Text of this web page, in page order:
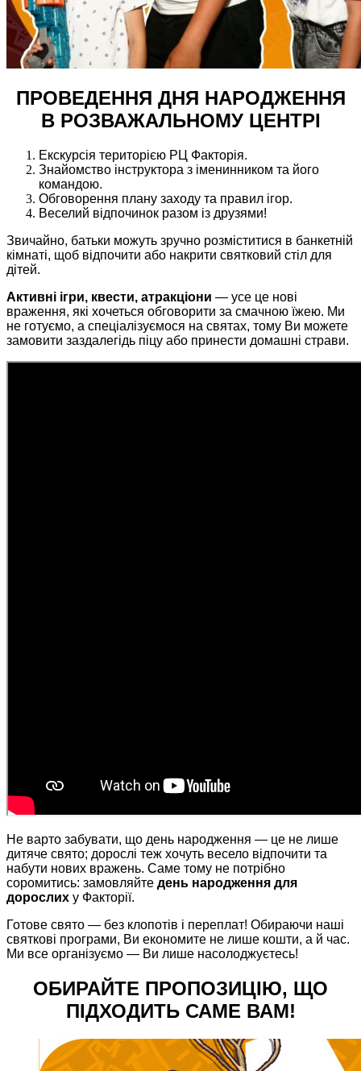
ПРОВЕДЕННЯ ДНЯ НАРОДЖЕННЯ
В РОЗВАЖАЛЬНОМУ ЦЕНТРІ
Екскурсія територією РЦ Факторія.
Знайомство інструктора з іменинником та його
командою.
Обговорення плану заходу та правил ігор.
Веселий відпочинок разом із друзями!
Звичайно, батьки можуть зручно розміститися в банкетній
кімнаті, щоб відпочити або накрити святковий стіл для
дітей.
Активні ігри, квести, атракціони — усе це нові
враження, які хочеться обговорити за смачною їжею. Ми
не готуємо, а спеціалізуємося на святах, тому Ви можете
замовити заздалегідь піцу або принести домашні страви.
Не варто забувати, що день народження — це не лише
дитяче свято; дорослі теж хочуть весело відпочити та
набути нових вражень. Саме тому не потрібно
соромитись: замовляйте день народження для
дорослих у Факторії.
Готове свято — без клопотів і переплат! Обираючи наші
святкові програми, Ви економите не лише кошти, а й час.
Ми все організуємо — Ви лише насолоджуєтесь!
ОБИРАЙТЕ ПРОПОЗИЦІЮ, ЩО
ПІДХОДИТЬ САМЕ ВАМ!